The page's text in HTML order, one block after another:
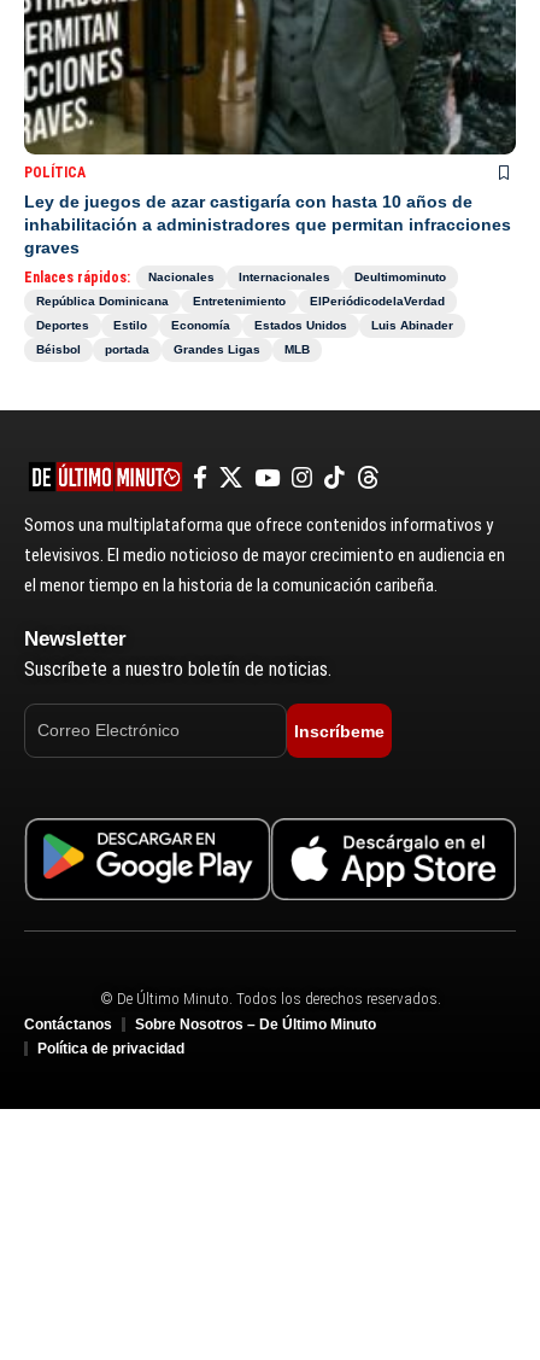
POLÍTICA
Ley de juegos de azar castigaría con hasta 10 años de
inhabilitación a administradores que permitan infracciones
graves
Enlaces rápidos: Nacionales Internacionales
Deultimominuto
República Dominicana
Entretenimiento
ElPeriódicodelaVerdad
Deportes
Estilo Economía Estados Unidos
Luis Abinader
Béisbol
portada Grandes Ligas MLB
Somos una multiplataforma que ofrece contenidos informativos y
televisivos. El medio noticioso de mayor crecimiento en audiencia en
el menor tiempo en la historia de la comunicación caribeña.
Newsletter
Suscríbete a nuestro boletín de noticias.
Inscríbeme
© De Último Minuto. Todos los derechos reservados.
Contáctanos
Sobre Nosotros – De Último Minuto
Política de privacidad